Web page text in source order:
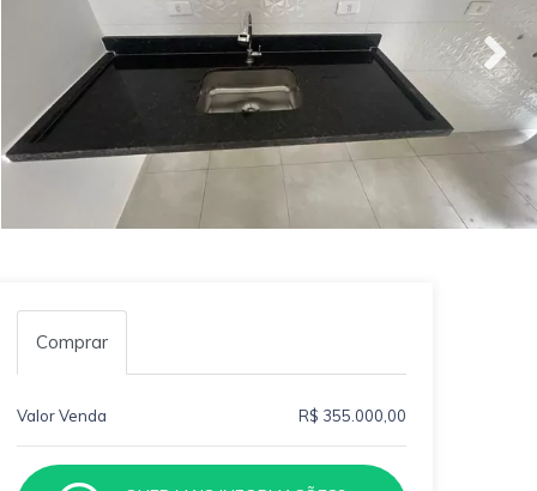
Comprar
Valor Venda R$ 355.000,00